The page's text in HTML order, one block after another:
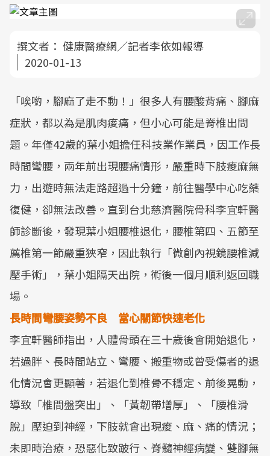
撰文者： 健康醫療網／記者李依如報導
2020-01-13
「唉喲，腳麻了走不動！」很多人有腰酸背痛、腳麻
症狀，都以為是肌肉痠痛，但小心可能是脊椎出問
題。年僅42歲的葉小姐擔任科技業作業員，因工作長
時間彎腰，兩年前出現腰痛情形，嚴重時下肢痠麻無
力，出遊時無法走路超過十分鐘，前往醫學中心吃藥
復健，卻無法改善。直到台北慈濟醫院骨科李宜軒醫
師診斷後，發現葉小姐腰椎退化，腰椎第四、五節至
薦椎第一節嚴重狹窄，因此執行「微創內視鏡腰椎減
壓手術」，葉小姐隔天出院，術後一個月順利返回職
場。
長時間彎腰姿勢不良 當心關節快速老化
李宜軒醫師指出，人體骨頭在三十歲後會開始退化，
若過胖、長時間站立、彎腰、搬重物或曾受傷者的退
化情況會更顯著，若退化到椎骨不穩定、前後晃動，
導致「椎間盤突出」、「黃韌帶增厚」、「腰椎滑
脫」壓迫到神經，下肢就會出現痠、麻、痛的情況；
未即時治療，恐惡化致跛行、脊髓神經病變、雙腳無